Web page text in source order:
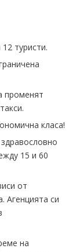
туристи.
променят
класа!
15 и 60
от
Агенцията си
на